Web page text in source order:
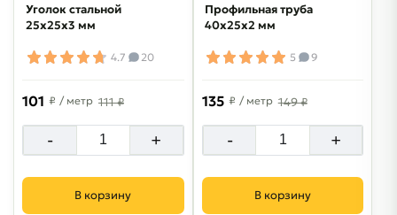
Уголок стальной
25х25х3 мм
4.7 20
101 ₽ / метр 111 ₽
- +
В корзину
Профильная труба
40х25х2 мм
5 9
135 ₽ / метр 149 ₽
- +
В корзину